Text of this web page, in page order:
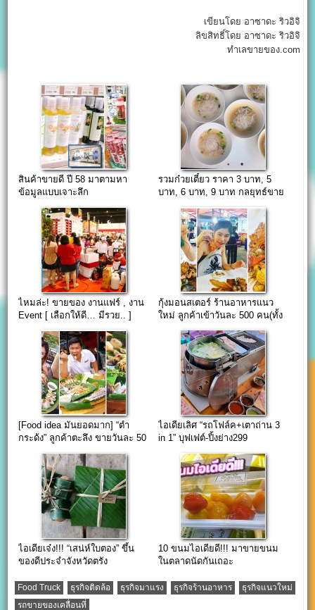
เขียนโดย อาซาดะ ริวอิจิ
ลิขสิทธิ์โดย อาซาดะ ริวอิจิ
ทำเลขายของ.com
สินค้าขายดี ปี 58 มาตามหา
ข้อมูลแบบเจาะลึก
รวมก๋วยเตี๋ยว ราคา 3 บาท, 5
บาท, 6 บาท, 9 บาท กลยุทธ์ขาย
ไหมล่ะ! ขายของ งานแฟร์ , งาน
Event [ เลือกให้ดี… มีรวย.. ]
กุ้งมอนสเตอร์ ร้านอาหารแนว
ใหม่ ลูกค้าเข้าวันละ 500 คน(ทั้ง
[Food idea มันยอดมาก] “ตำ
กระด้ง” ลูกค้าตะลึง ขายวันละ 50
ไอเดียเลิศ “รถโฟล์ค+เตาถ่าน 3
in 1” บุฟเฟต์-ปิ้งย่าง299
ไอเดียเจ๋ง!!! “เสน่ห์ใบตอง” ขึ้น
ของดีประจำจังหวัดตรัง
10 ขนมไอเดียดี!!! มาขายขนม
ในตลาดนัดกันเถอะ
Food Truck ธุรกิจติดล้อ ธุรกิจมาแรง ธุรกิจร้านอาหาร
ธุรกิจแนวใหม่
รถขายของเคลื่อนที่